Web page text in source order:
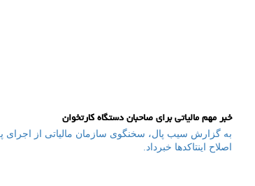
خبر مهم مالیاتی برای صاحبان دستگاه کارتخوان
به گزارش سیب پال، سخنگوی سازمان مالیاتی از اجرای
اصلاح اینتاکدها خبرداد.